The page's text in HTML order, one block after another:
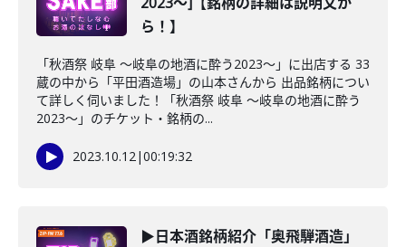
ら！】
「秋酒祭 岐阜 ～岐阜の地酒に酔う2023～」に出店する 33
蔵の中から「平田酒造場」の山本さんから 出品銘柄につい
て詳しく伺いました！「秋酒祭 岐阜 ～岐阜の地酒に酔う
2023～」のチケット・銘柄の...
2023.10.12|00:19:32
▶日本酒銘柄紹介「奥飛騨酒造」